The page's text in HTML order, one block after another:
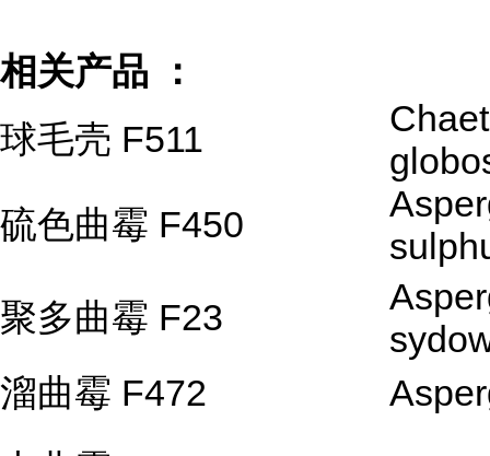
相关产品 ：
球毛壳 F511
硫色曲霉 F450
聚多曲霉 F23
溜曲霉 F472